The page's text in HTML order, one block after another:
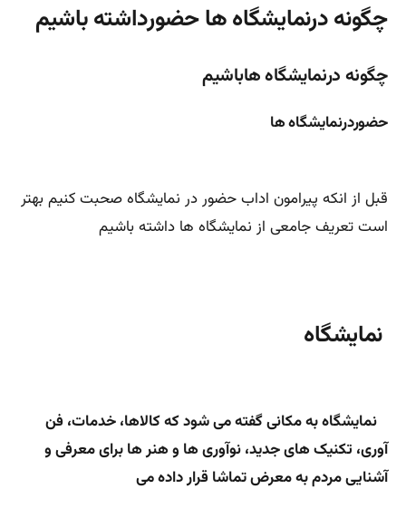
چگونه درنمایشگاه ها حضورداشته باشیم
چگونه درنمایشگاه هاباشیم
حضوردرنمایشگاه ها
قبل از انکه پیرامون اداب حضور در نمایشگاه صحبت کنیم بهتر
است تعریف جامعی از نمایشگاه ها داشته باشیم
نمایشگاه
نمایشگاه به مکانی گفته می شود که کالاها، خدمات، فن
آوری، تکنیک های جدید، نوآوری ها و هنر ها برای معرفی و
آشنایی مردم به معرض تماشا قرار داده می